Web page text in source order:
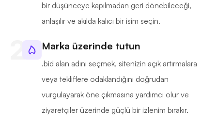
bir düşünceye kapılmadan geri dönebileceği,
anlaşılır ve akılda kalıcı bir isim seçin.
Marka üzerinde tutun
.bid alan adını seçmek, sitenizin açık artırmalara
veya tekliflere odaklandığını doğrudan
vurgulayarak öne çıkmasına yardımcı olur ve
ziyaretçiler üzerinde güçlü bir izlenim bırakır.